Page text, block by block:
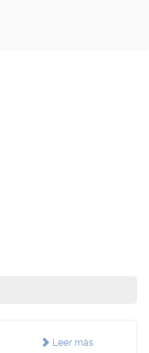
Leer más